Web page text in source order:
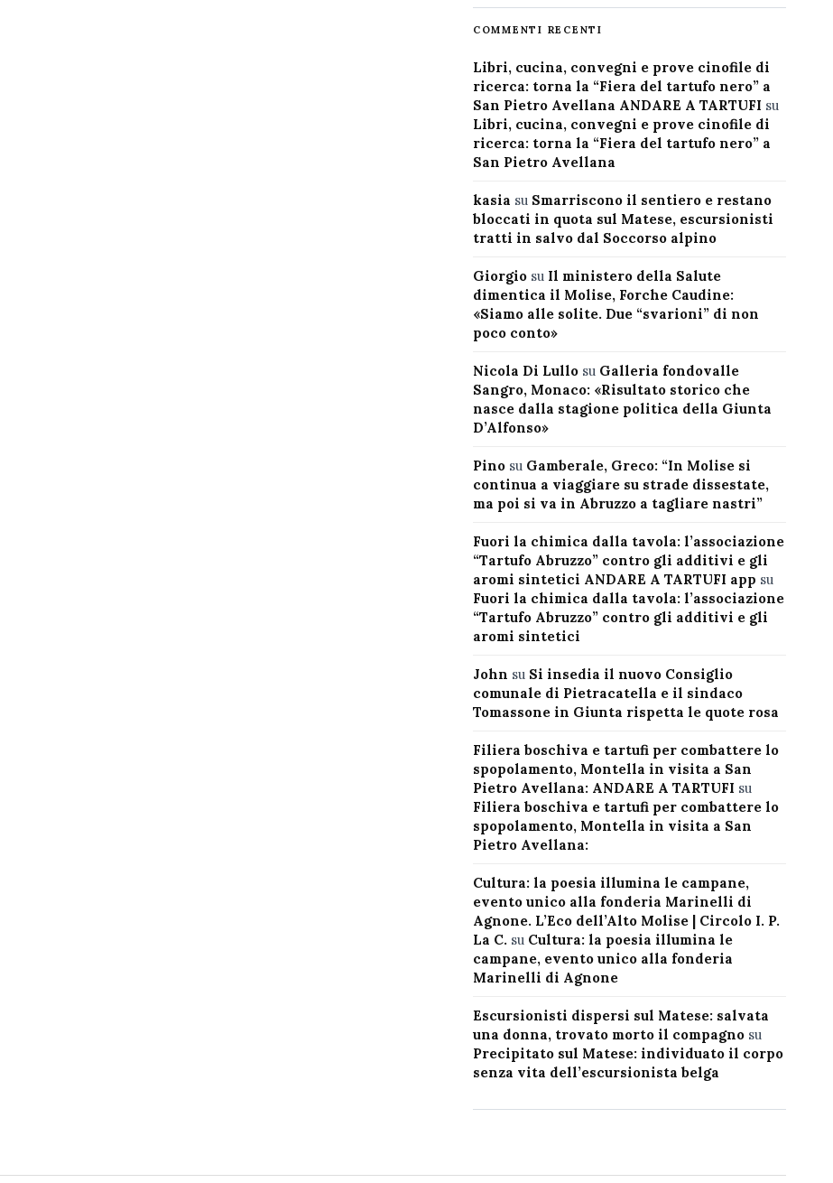
COMMENTI RECENTI
Libri, cucina, convegni e prove cinofile di
ricerca: torna la “Fiera del tartufo nero” a
San Pietro Avellana ANDARE A TARTUFI su
Libri, cucina, convegni e prove cinofile di
ricerca: torna la “Fiera del tartufo nero” a
San Pietro Avellana
kasia su Smarriscono il sentiero e restano
bloccati in quota sul Matese, escursionisti
tratti in salvo dal Soccorso alpino
Giorgiosu Il ministero della Salute
dimentica il Molise, Forche Caudine:
«Siamo alle solite. Due “svarioni” di non
poco conto»
Nicola Di Lullosu Galleria fondovalle
Sangro, Monaco: «Risultato storico che
nasce dalla stagione politica della Giunta
D’Alfonso»
Pinosu Gamberale, Greco: “In Molise si
continua a viaggiare su strade dissestate,
ma poi si va in Abruzzo a tagliare nastri”
Fuori la chimica dalla tavola: l’associazione
“Tartufo Abruzzo” contro gli additivi e gli
aromi sintetici ANDARE A TARTUFI app su
Fuori la chimica dalla tavola: l’associazione
“Tartufo Abruzzo” contro gli additivi e gli
aromi sintetici
John su Si insedia il nuovo Consiglio
comunale di Pietracatella e il sindaco
Tomassone in Giunta rispetta le quote rosa
Filiera boschiva e tartufi per combattere lo
spopolamento, Montella in visita a San
Pietro Avellana: ANDARE A TARTUFI su
Filiera boschiva e tartufi per combattere lo
spopolamento, Montella in visita a San
Pietro Avellana:
Cultura: la poesia illumina le campane,
evento unico alla fonderia Marinelli di
Agnone. L’Eco dell’Alto Molise | Circolo I. P.
La C. su Cultura: la poesia illumina le
campane, evento unico alla fonderia
Marinelli di Agnone
Escursionisti dispersi sul Matese: salvata
una donna, trovato morto il compagnosu
Precipitato sul Matese: individuato il corpo
senza vita dell’escursionista belga